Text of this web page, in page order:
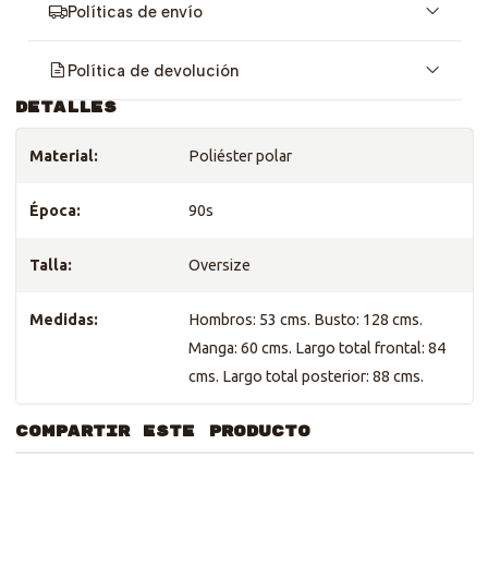
Políticas de envío
Política de devolución
DETALLES
Material: Poliéster polar
Época: 90s
Talla: Oversize
Medidas:
Hombros: 53 cms. Busto: 128 cms.
Manga: 60 cms. Largo total frontal: 84
cms. Largo total posterior: 88 cms.
COMPARTIR ESTE PRODUCTO